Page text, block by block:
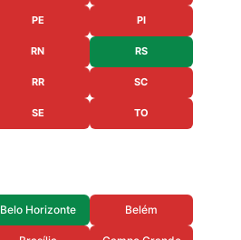
PE PI
RN RS
RR SC
SE TO
Belo Horizonte Belém